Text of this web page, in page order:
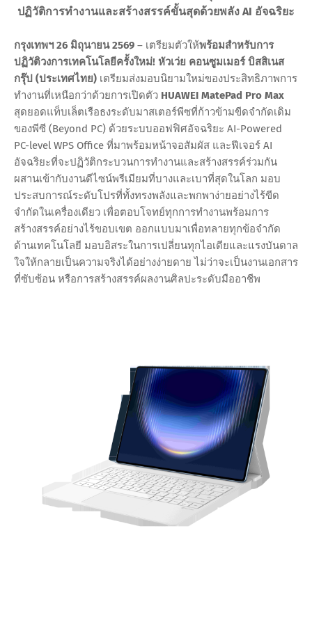
ปฏิวัติการทำงานและสร้างสรรค์ขั้นสุดด้วยพลัง AI อัจฉริยะ
กรุงเทพฯ 26 มิถุนายน 2569 – เตรียมตัวให้พร้อมสำหรับการ
ปฏิวัติวงการเทคโนโลยีครั้งใหม่! หัวเว่ย คอนซูมเมอร์ บิสสิเนส
กรุ๊ป (ประเทศไทย) เตรียมส่งมอบนิยามใหม่ของประสิทธิภาพการ
ทำงานที่เหนือกว่าด้วยการเปิดตัว HUAWEI MatePad Pro Max
สุดยอดแท็บเล็ตเรือธงระดับมาสเตอร์พีซที่ก้าวข้ามขีดจำกัดเดิม
ของพีซี (Beyond PC) ด้วยระบบออฟฟิศอัจฉริยะ AI-Powered
PC-level WPS Office ที่มาพร้อมหน้าจอสัมผัส และฟีเจอร์ AI
อัจฉริยะที่จะปฏิวัติกระบวนการทำงานและสร้างสรรค์ร่วมกัน
ผสานเข้ากับงานดีไซน์พรีเมียมที่บางและเบาที่สุดในโลก มอบ
ประสบการณ์ระดับโปรที่ทั้งทรงพลังและพกพาง่ายอย่างไร้ขีด
จำกัดในเครื่องเดียว เพื่อตอบโจทย์ทุกการทำงานพร้อมการ
สร้างสรรค์อย่างไร้ขอบเขต ออกแบบมาเพื่อทลายทุกข้อจำกัด
ด้านเทคโนโลยี มอบอิสระในการเปลี่ยนทุกไอเดียและแรงบันดาล
ใจให้กลายเป็นความจริงได้อย่างง่ายดาย ไม่ว่าจะเป็นงานเอกสาร
ที่ซับซ้อน หรือการสร้างสรรค์ผลงานศิลปะระดับมืออาชีพ